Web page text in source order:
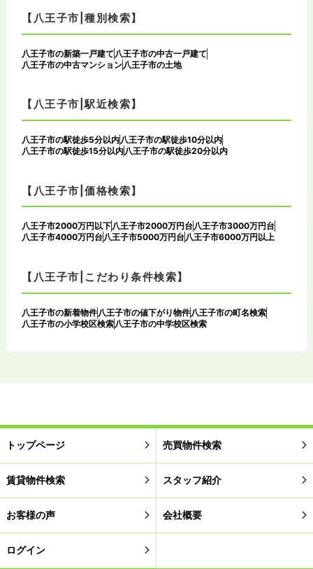
【八王子市|種別検索】
八王子市の新築一戸建て 八王子市の中古一戸建て
八王子市の中古マンション 八王子市の土地
【八王子市|駅近検索】
八王子市の駅徒歩5分以内八王子市の駅徒歩10分以内
八王子市の駅徒歩15分以内八王子市の駅徒歩20分以内
【八王子市|価格検索】
八王子市2000万円以下八王子市2000万円台八王子市3000万円台
八王子市4000万円台八王子市5000万円台八王子市6000万円以上
【八王子市|こだわり条件検索】
八王子市の新着物件 八王子市の値下がり物件 八王子市の町名検索
八王子市の小学校区検索 八王子市の中学校区検索
トップページ 売買物件検索
賃貸物件検索 スタッフ紹介
お客様の声 会社概要
ログイン